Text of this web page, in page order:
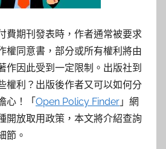
費期刊發表時，作者通常被要求
權同意書，部分或所有權利將由
作因此受到一定限制。出版社到
權利？出版後作者又可以如何分
心！「Open Policy Finder 」網
開放取用政策，本文將介紹查詢
節。